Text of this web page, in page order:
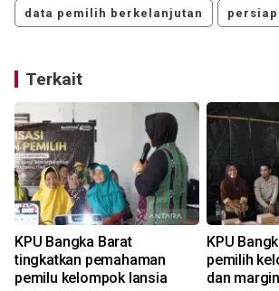
data pemilih berkelanjutan
Terkait
KPU Bangka Barat
tingkatkan pemahaman
pemilu kelompok lansia
KPU
pemilih
dan